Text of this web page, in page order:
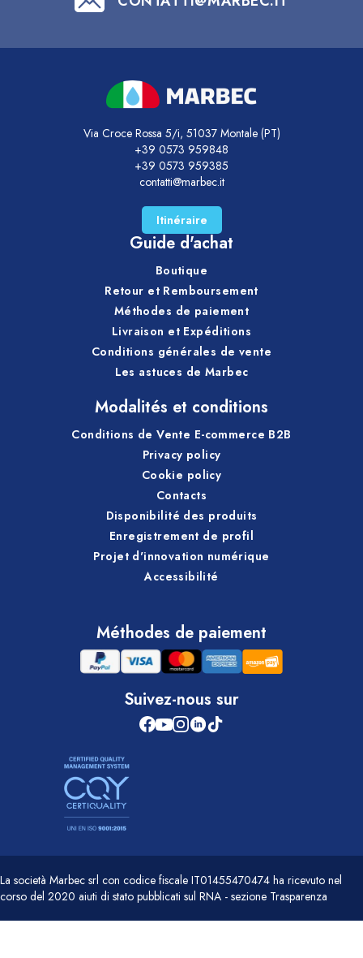
Via Croce Rossa 5/i, 51037 Montale (PT)
+39 0573 959848
+39 0573 959385
contatti@marbec.it
Itinéraire
Guide d'achat
Boutique
Retour et Remboursement
Méthodes de paiement
Livraison et Expéditions
Conditions générales de vente
Les astuces de Marbec
Modalités et conditions
Conditions de Vente E-commerce B2B
Privacy policy
Cookie policy
Contacts
Disponibilité des produits
Enregistrement de profil
Projet d'innovation numérique
Accessibilité
Méthodes de paiement
Suivez-nous sur
La società Marbec srl con codice fiscale IT01455470474 ha ricevuto nel
corso del 2020 aiuti di stato pubblicati sul RNA - sezione Trasparenza